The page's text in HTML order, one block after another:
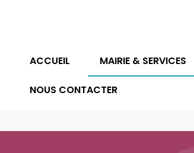
ACCUEIL MAIRIE & SERVICES
NOUS CONTACTER